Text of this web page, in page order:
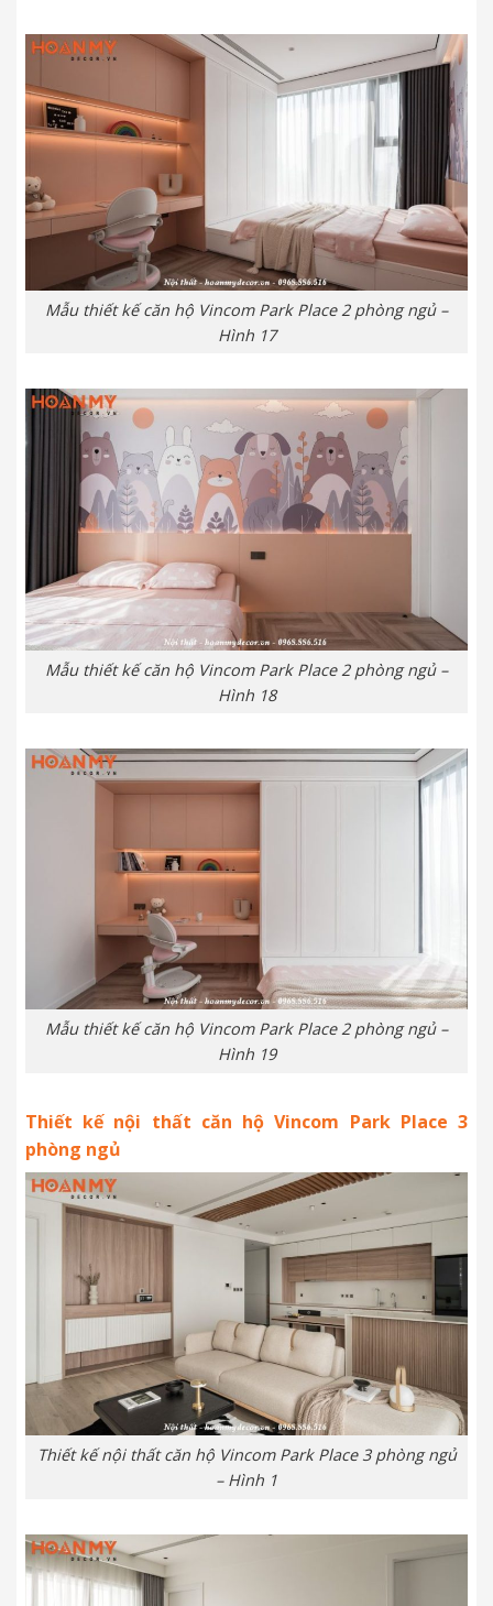
Mẫu thiết kế căn hộ Vincom Park Place 2 phòng ngủ –
Hình 17
Mẫu thiết kế căn hộ Vincom Park Place 2 phòng ngủ –
Hình 18
Mẫu thiết kế căn hộ Vincom Park Place 2 phòng ngủ –
Hình 19
Thiết kế nội thất căn hộ Vincom Park Place 3
phòng ngủ
Thiết kế nội thất căn hộ Vincom Park Place 3 phòng ngủ
– Hình 1